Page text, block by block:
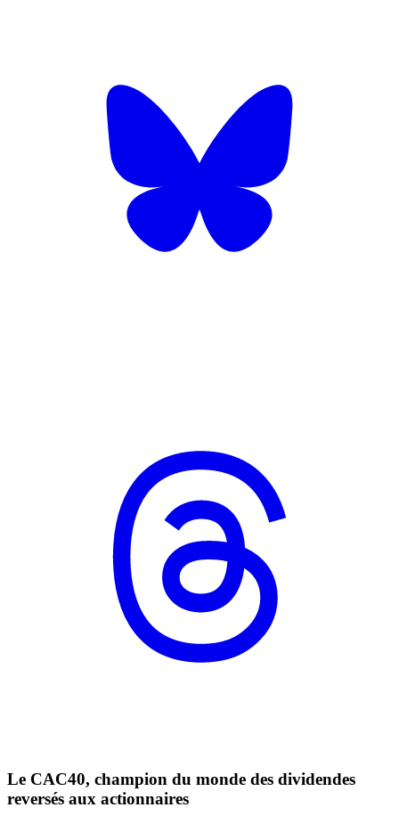
Le CAC40, champion du monde des dividendes
reversés aux actionnaires